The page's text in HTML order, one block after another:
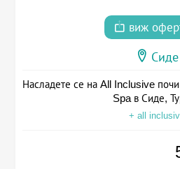
виж
Сиде
Насладете се на All Inclusive
Spa в Сиде,
+ all